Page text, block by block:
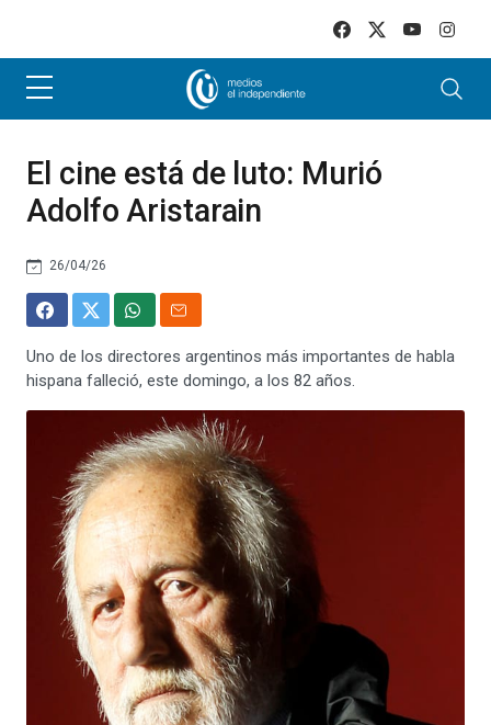
El cine está de luto: Murió
Adolfo Aristarain
26/04/26
Uno de los directores argentinos más importantes de habla
hispana falleció, este domingo, a los 82 años.